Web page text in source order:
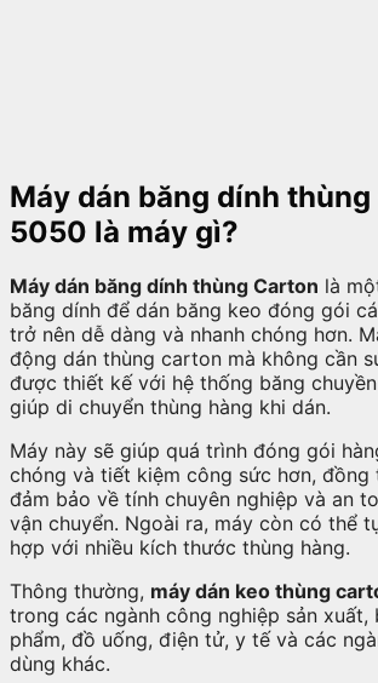
Máy dán băng dính
5050 là máy gì?
Máy dán băng dính thùng Carton là
băng dính để dán băng keo đóng gói
trở nên dễ dàng và nhanh chóng hơn.
động dán thùng carton mà không cần
được thiết kế với hệ thống băng
giúp di chuyển thùng hàng khi dán.
Máy này sẽ giúp quá trình đóng gói
chóng và tiết kiệm công sức hơn, đồng
đảm bảo về tính chuyên nghiệp và an
vận chuyển. Ngoài ra, máy còn có thể
hợp với nhiều kích thước thùng hàng.
Thông thường, máy dán keo thùng
trong các ngành công nghiệp sản xuất,
phẩm, đồ uống, điện tử, y tế và các
dùng khác.